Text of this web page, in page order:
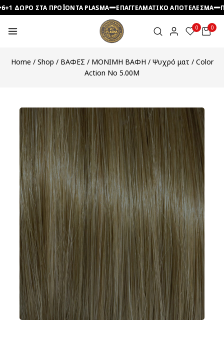
ΣΤΑ ΠΡΟΪΟΝΤΑ PLASMA ΕΠΑΓΓΕΛΜΑΤΙΚΟ ΑΠΟΤΕΛΕΣΜΑ
ΣΤΑ ΠΡΟΪΟΝΤΑ PLASMA ΕΠΑΓΓΕΛΜΑΤΙΚΟ ΑΠΟΤΕΛΕΣΜΑ
ΣΤΑ ΠΡΟΪΟΝΤΑ PLASMA ΕΠΑΓΓΕΛΜΑΤΙΚΟ ΑΠΟΤΕΛΕΣΜΑ
0 0
Home / Shop / ΒΑΦΕΣ / ΜΟΝΙΜΗ ΒΑΦΗ / Ψυχρό ματ / Color
Action No 5.00M